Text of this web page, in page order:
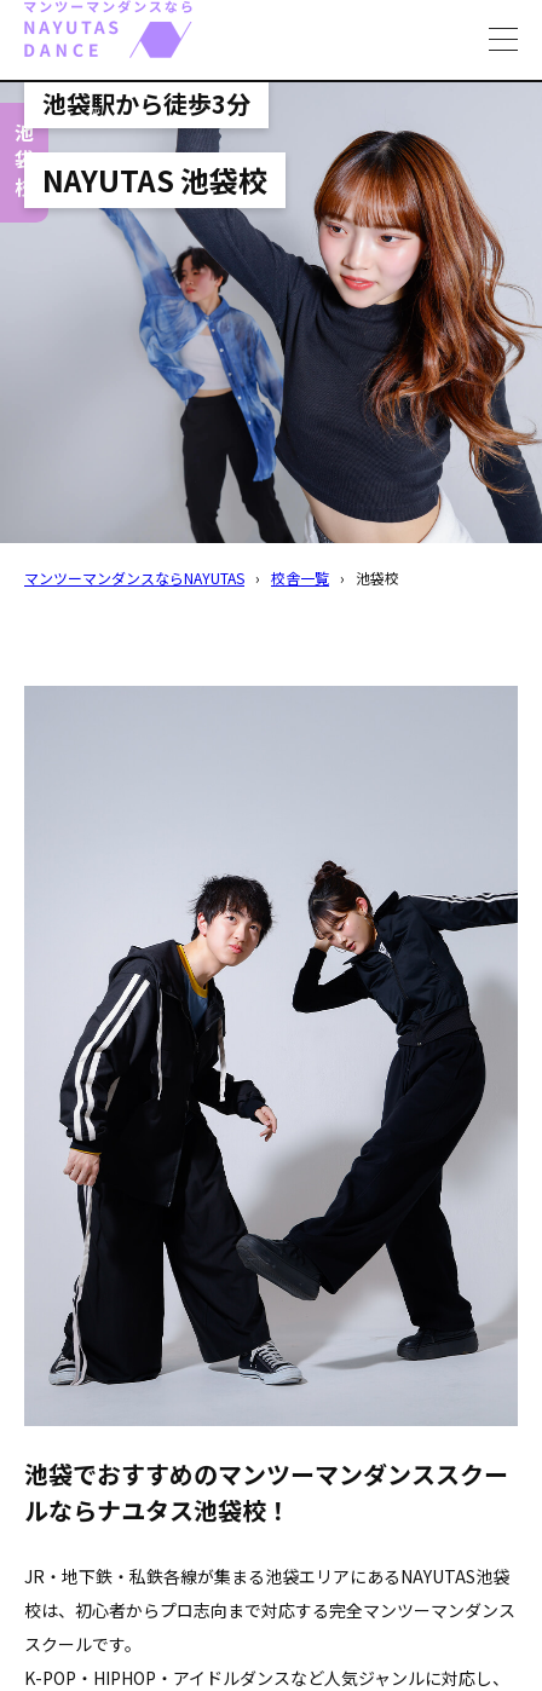
池袋校
池袋駅から徒歩3分
NAYUTAS 池袋校
マンツーマンダンスならNAYUTAS › 校舎一覧 › 池袋校
池袋でおすすめのマンツーマンダンススクー
ルならナユタス池袋校！
JR・地下鉄・私鉄各線が集まる池袋エリアにあるNAYUTAS池袋
校は、初心者からプロ志向まで対応する完全マンツーマンダンス
スクールです。
K-POP・HIPHOP・アイドルダンスなど人気ジャンルに対応し、